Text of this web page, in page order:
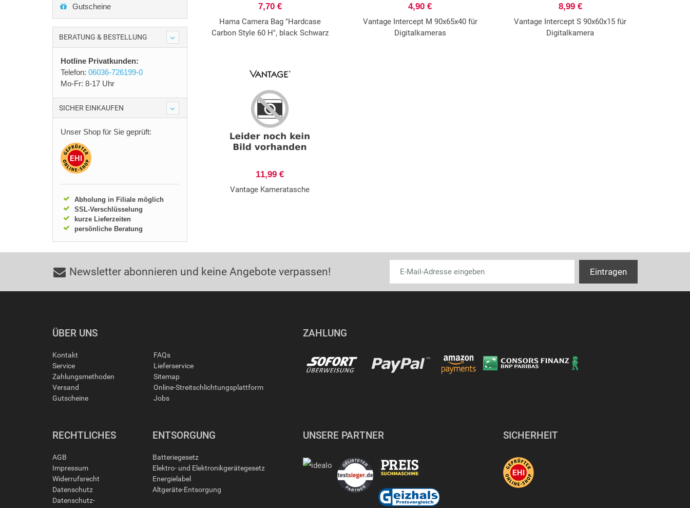
Gutscheine
BERATUNG & BESTELLUNG
Hotline Privatkunden:
Telefon: 06036-726199-0
Mo-Fr: 8-17 Uhr
SICHER EINKAUFEN
Unser Shop für Sie geprüft:
Abholung in Filiale möglich
SSL-Verschlüsselung
kurze Lieferzeiten
persönliche Beratung
7,70 €
Hama Camera Bag "Hardcase
Carbon Style 60 H", black Schwarz
4,90 €
Vantage Intercept M 90x65x40 für
Digitalkameras
8,99 €
Vantage Intercept S 90x60x15 für
Digitalkamera
11,99 €
Vantage Kameratasche
Newsletter abonnieren und keine Angebote verpassen!
ÜBER UNS
Kontakt
Service
Zahlungsmethoden
Versand
Gutscheine
FAQs
Lieferservice
Sitemap
Online-Streitschlichtungsplattform
Jobs
ZAHLUNG
RECHTLICHES
AGB
Impressum
Widerrufsrecht
Datenschutz
Datenschutz-
ENTSORGUNG
Batteriegesetz
Elektro- und Elektronikgerätegesetz
Energielabel
Altgeräte-Entsorgung
UNSERE PARTNER SICHERHEIT